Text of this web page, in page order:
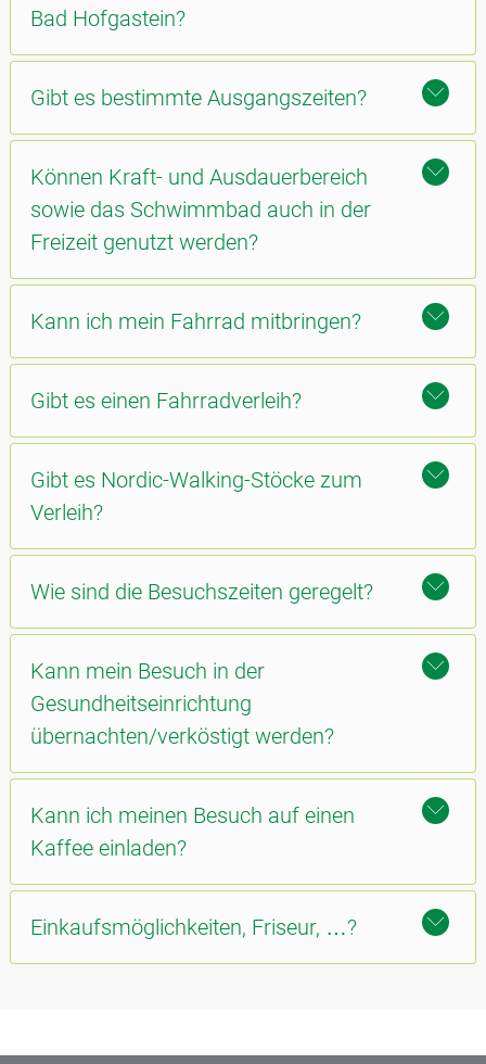
Bad Hofgastein?
Gibt es bestimmte Ausgangszeiten?
Können Kraft- und Ausdauerbereich
sowie das Schwimmbad auch in der
Freizeit genutzt werden?
Kann ich mein Fahrrad mitbringen?
Gibt es einen Fahrradverleih?
Gibt es Nordic-Walking-Stöcke zum
Verleih?
Wie sind die Besuchszeiten geregelt?
Kann mein Besuch in der
Gesundheitseinrichtung
übernachten/verköstigt werden?
Kann ich meinen Besuch auf einen
Kaffee einladen?
Einkaufsmöglichkeiten, Friseur, …?